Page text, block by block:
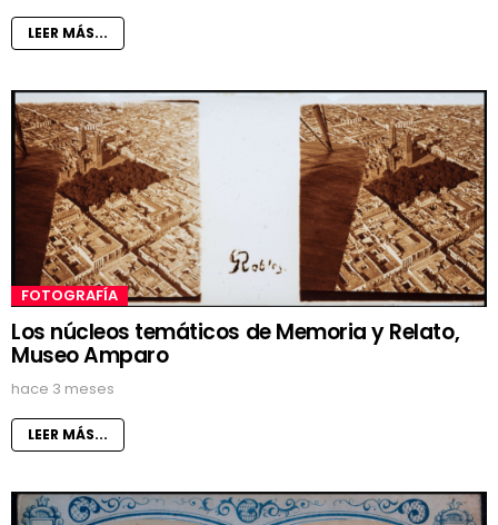
LEER MÁS...
FOTOGRAFÍA
Los núcleos temáticos de Memoria y Relato,
Museo Amparo
hace 3 meses
LEER MÁS...